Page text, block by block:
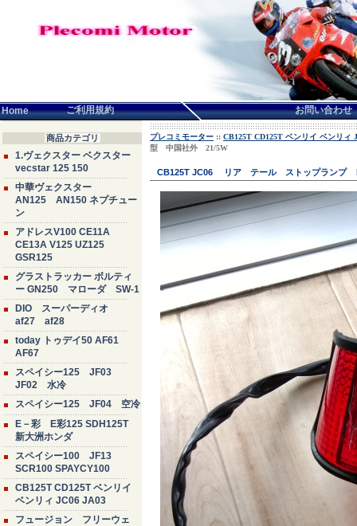
Home ご利用規約 お問い合わせ
商品カテゴリ
1.ヴェクスター ベクスター
vecstar 125 150
中華ヴェクスター
AN125 AN150 ネプチュー
ン
アドレスV100 CE11A
CE13A V125 UZ125
GSR125
グラストラッカー ボルティ
ー GN250 マローダ SW-1
DIO スーパーディオ
af27 af28
today トゥデイ50 AF61
AF67
スペイシー125 JF03
JF02 水冷
スペイシー125 JF04 空冷
E－彩 E彩125 SDH125T
新大洲ホンダ
スペイシー100 JF13
SCR100 SPAYCY100
CB125T CD125T ベンリイ
ベンリィ JC06 JA03
フュージョン フリーウェ
プレコミモーター :: CB125T CD125T ベンリイ ベンリィ
型 中国社外 21/5W
CB125T JC06 リア テール ストップランプ